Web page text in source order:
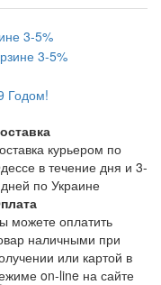
3-5%
курьером по
в течение дня и 3-
по Украине
можете оплатить
наличными при
или картой в
on-line на сайте